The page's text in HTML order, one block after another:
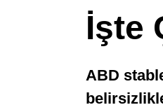
İşte
ABD